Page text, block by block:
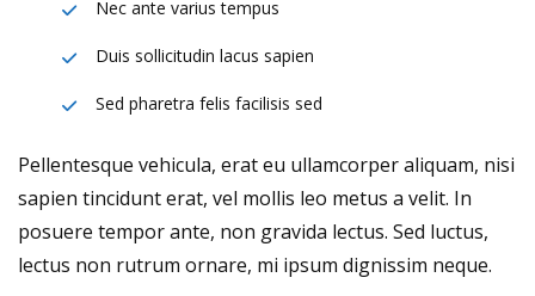
Nec ante varius tempus
Duis sollicitudin lacus sapien
Sed pharetra felis facilisis sed
Pellentesque vehicula, erat eu ullamcorper aliquam, nisi
sapien tincidunt erat, vel mollis leo metus a velit. In
posuere tempor ante, non gravida lectus. Sed luctus,
lectus non rutrum ornare, mi ipsum dignissim neque.